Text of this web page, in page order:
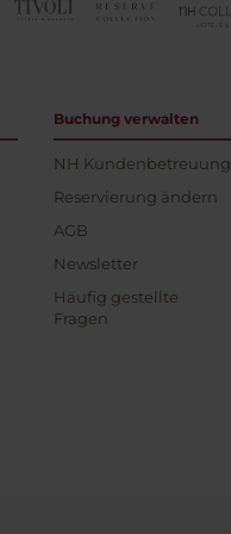
Buchung verwalten
NH Kundenbetreuung
Reservierung ändern
AGB
Newsletter
Häufig gestellte
Fragen